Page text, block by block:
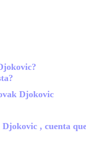
Djokovic
, cuenta